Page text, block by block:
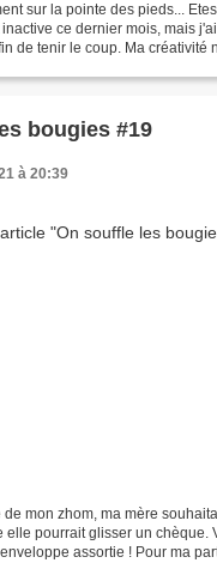
sur la pointe des pieds...
ce dernier mois, mais
de tenir le coup. Ma créativité
bougies #19
à 20:39
mon zhom, ma mère
elle pourrait glisser un chèque.
assortie ! Pour ma